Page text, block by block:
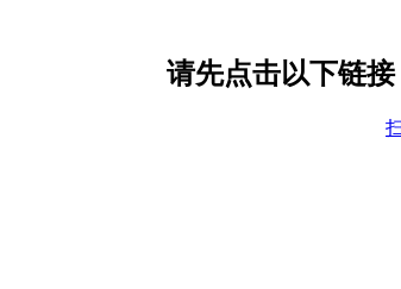
请先点击以下链